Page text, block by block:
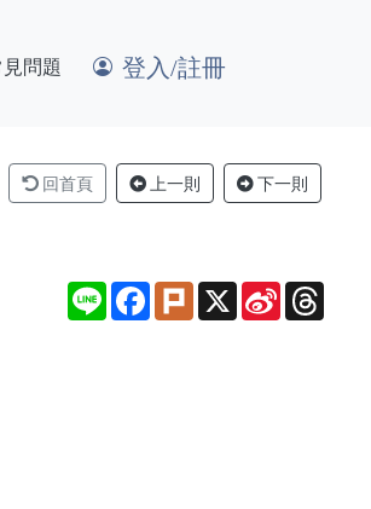
問題 登入/註冊
回首頁 上一則 下一則
Line Facebook
PlurkX Sina
Weibo